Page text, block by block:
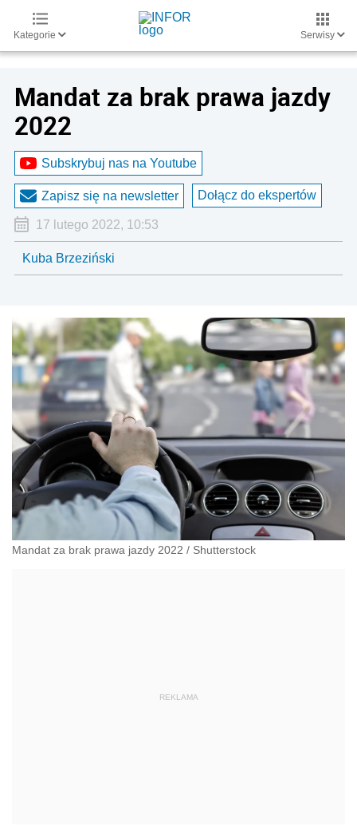
Kategorie Serwisy
Mandat za brak prawa jazdy
2022
Subskrybuj nas na Youtube
Zapisz się na newsletter Dołącz do ekspertów
17 lutego 2022, 10:53
Kuba Brzeziński
Mandat za brak prawa jazdy 2022 / Shutterstock